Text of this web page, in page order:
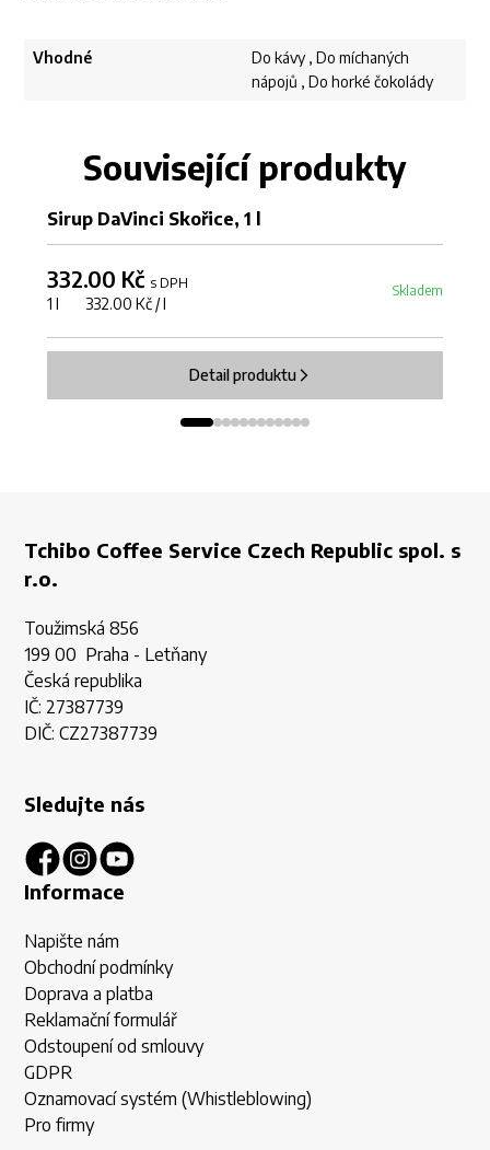
Vhodné
Do kávy , Do míchaných
nápojů , Do horké čokolády
Související produkty
Sirup DaVinci Skořice, 1 l
332.00 Kč s DPH
1 l 332.00 Kč / l
Skladem
Detail produktu
Tchibo Coffee Service Czech Republic spol. s
r.o.
Toužimská 856
199 00 Praha - Letňany
Česká republika
IČ: 27387739
DIČ: CZ27387739
Sledujte nás
Informace
Napište nám
Obchodní podmínky
Doprava a platba
Reklamační formulář
Odstoupení od smlouvy
GDPR
Oznamovací systém (Whistleblowing)
Pro firmy